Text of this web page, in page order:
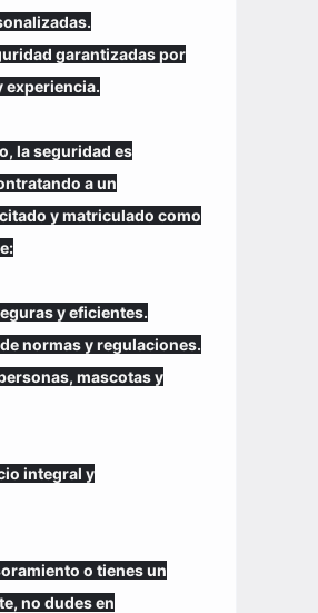
garantizadas por
experiencia.
la seguridad es
a un
y matriculado como
y eficientes.
normas y regulaciones.
mascotas y
integral y
o tienes un
no dudes en